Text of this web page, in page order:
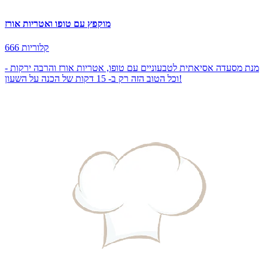
מוקפץ עם טופו ואטריות אורז
666 קלוריות
מנת מסעדה אסיאתית לטבעוניים עם טופו, אטריות אורז והרבה ירקות -
וכל הטוב הזה רק ב- 15 דקות של הכנה על השעון!